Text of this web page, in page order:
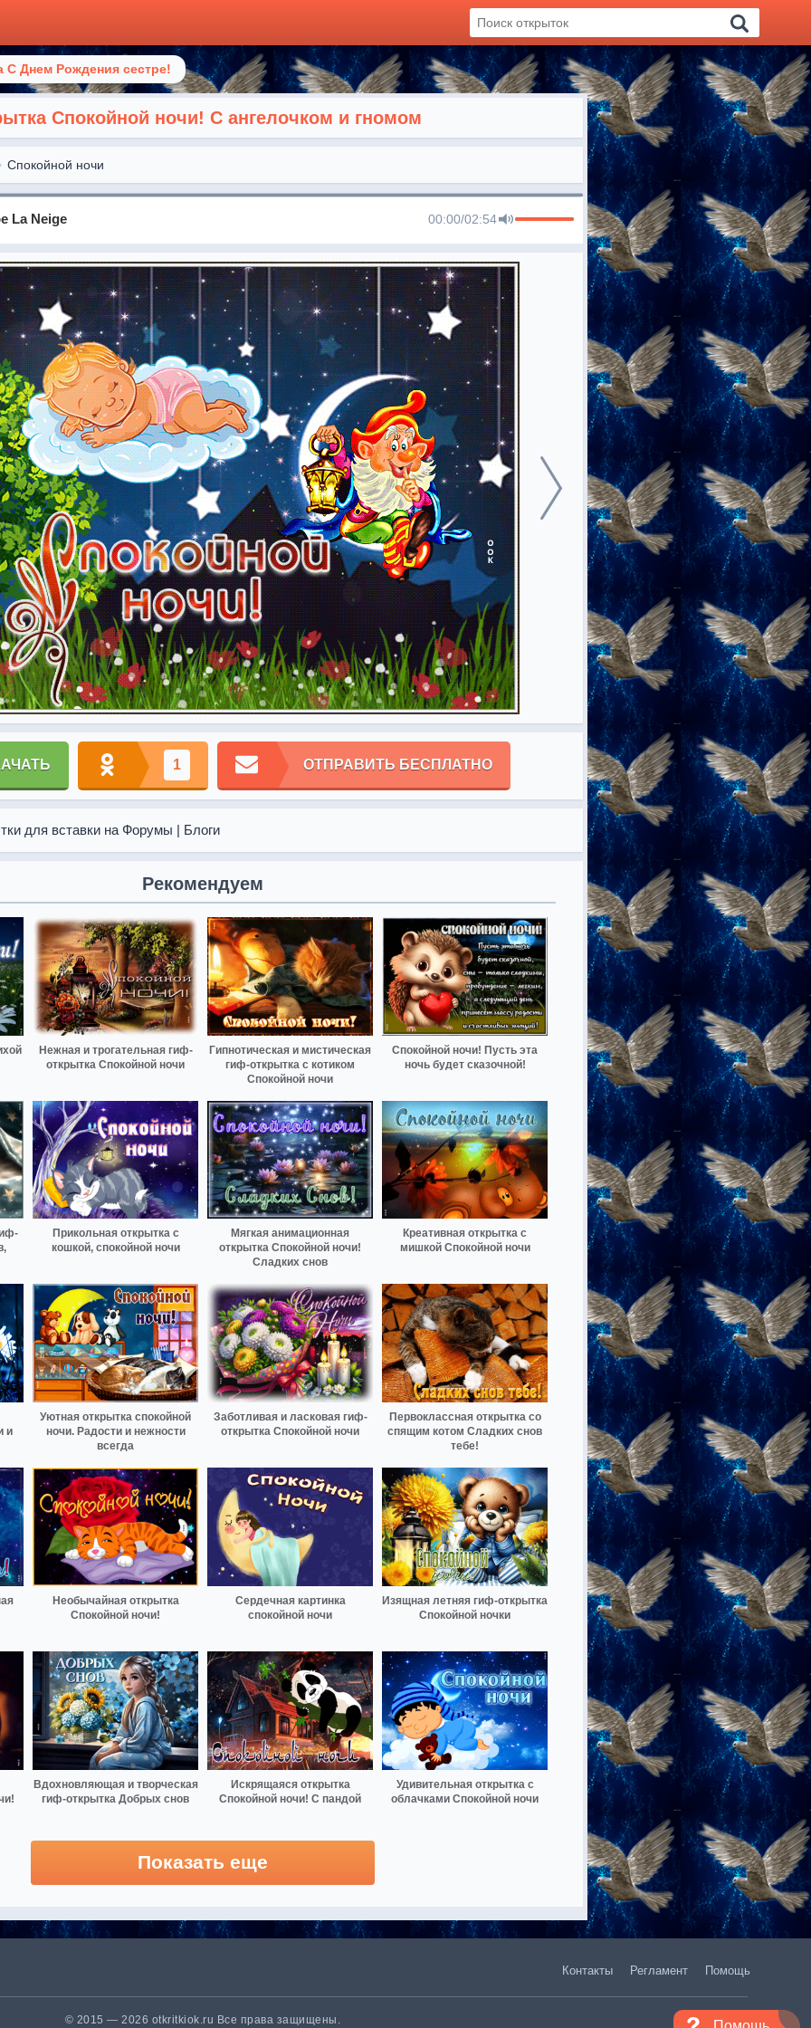
С Днем Рождения сестре!
Спокойной ночи! С ангелочком и гномом
Спокойной ночи
La Neige 00:00/02:54
1 ОТПРАВИТЬ БЕСПЛАТНО
для вставки на Форумы | Блоги
Рекомендуем
Нежная и трогательная гиф-
открытка Спокойной ночи
Гипнотическая и мистическая
гиф-открытка с котиком
Спокойной ночи
Спокойной ночи! Пусть эта
ночь будет сказочной!
Прикольная открытка с
кошкой, спокойной ночи
Мягкая анимационная
открытка Спокойной ночи!
Сладких снов
Креативная открытка с
мишкой Спокойной ночи
и
Уютная открытка спокойной
ночи. Радости и нежности
всегда
Заботливая и ласковая гиф-
открытка Спокойной ночи
Первоклассная открытка со
спящим котом Сладких снов
тебе!
Необычайная открытка
Спокойной ночи!
Сердечная картинка
спокойной ночи
Изящная летняя гиф-открытка
Спокойной ночки
Вдохновляющая и творческая
гиф-открытка Добрых снов
Искрящаяся открытка
Спокойной ночи! С пандой
Удивительная открытка с
облачками Спокойной ночи
Показать еще
Контакты Регламент Помощь
© 2015 — 2026 otkritkiok.ru Все права защищены.